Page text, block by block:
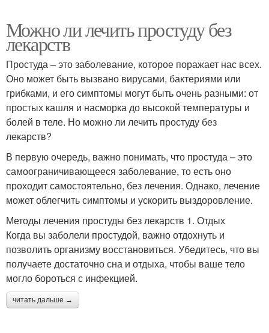
Можно ли лечить простуду без
лекарств
Простуда – это заболевание, которое поражает нас всех.
Оно может быть вызвано вирусами, бактериями или
грибками, и его симптомы могут быть очень разными: от
простых кашля и насморка до высокой температуры и
болей в теле. Но можно ли лечить простуду без
лекарств?
В первую очередь, важно понимать, что простуда – это
самоограничивающееся заболевание, то есть оно
проходит самостоятельно, без лечения. Однако, лечение
может облегчить симптомы и ускорить выздоровление.
Методы лечения простуды без лекарств 1. Отдых
Когда вы заболели простудой, важно отдохнуть и
позволить организму восстановиться. Убедитесь, что вы
получаете достаточно сна и отдыха, чтобы ваше тело
могло бороться с инфекцией.
читать дальше →